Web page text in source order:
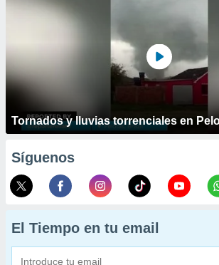
Tornados y lluvias torrenciales en
Síguenos
El Tiempo en tu email